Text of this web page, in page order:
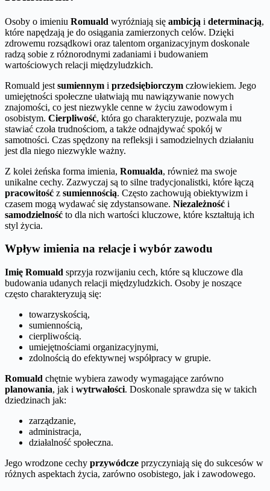
Osoby o imieniu Romuald wyróżniają się ambicją i determinacją,
które napędzają je do osiągania zamierzonych celów. Dzięki
zdrowemu rozsądkowi oraz talentom organizacyjnym doskonale
radzą sobie z różnorodnymi zadaniami i budowaniem
wartościowych relacji międzyludzkich.
Romuald jest sumiennym i przedsiębiorczym człowiekiem. Jego
umiejętności społeczne ułatwiają mu nawiązywanie nowych
znajomości, co jest niezwykle cenne w życiu zawodowym i
osobistym. Cierpliwość, która go charakteryzuje, pozwala mu
stawiać czoła trudnościom, a także odnajdywać spokój w
samotności. Czas spędzony na refleksji i samodzielnych działaniu
jest dla niego niezwykle ważny.
Z kolei żeńska forma imienia, Romualda, również ma swoje
unikalne cechy. Zazwyczaj są to silne tradycjonalistki, które łączą
pracowitość z sumiennością. Często zachowują obiektywizm i
czasem mogą wydawać się zdystansowane. Niezależność i
samodzielność to dla nich wartości kluczowe, które kształtują ich
styl życia.
Wpływ imienia na relacje i wybór zawodu
Imię Romuald sprzyja rozwijaniu cech, które są kluczowe dla
budowania udanych relacji międzyludzkich. Osoby je noszące
często charakteryzują się:
towarzyskością,
sumiennością,
cierpliwością.
umiejętnościami organizacyjnymi,
zdolnością do efektywnej współpracy w grupie.
Romuald chętnie wybiera zawody wymagające zarówno
planowania, jak i wytrwałości. Doskonale sprawdza się w takich
dziedzinach jak:
zarządzanie,
administracja,
działalność społeczna.
Jego wrodzone cechy przywódcze przyczyniają się do sukcesów w
różnych aspektach życia, zarówno osobistego, jak i zawodowego.